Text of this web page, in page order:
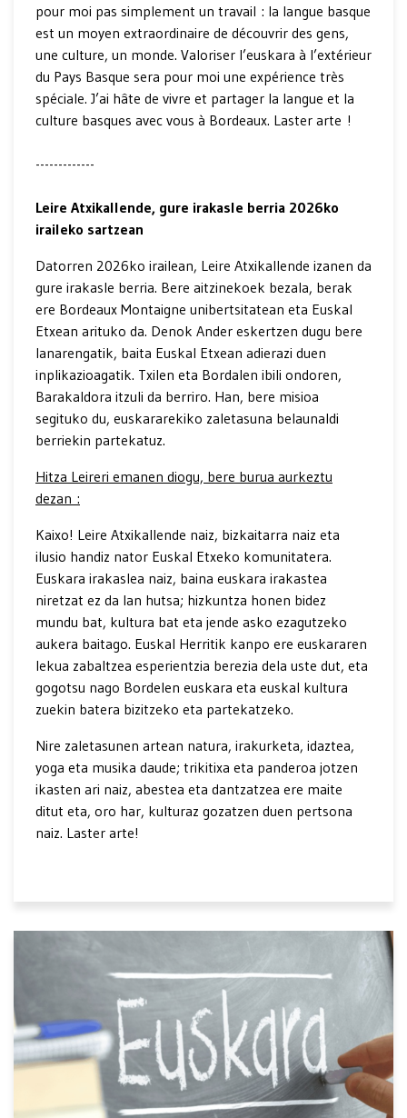
pour moi pas simplement un travail : la langue basque
est un moyen extraordinaire de découvrir des gens,
une culture, un monde. Valoriser l’euskara à l’extérieur
du Pays Basque sera pour moi une expérience très
spéciale. J’ai hâte de vivre et partager la langue et la
culture basques avec vous à Bordeaux. Laster arte !
-------------
Leire Atxikallende, gure irakasle berria 2026ko
iraileko sartzean
Datorren 2026ko irailean, Leire Atxikallende izanen da
gure irakasle berria. Bere aitzinekoek bezala, berak
ere Bordeaux Montaigne unibertsitatean eta Euskal
Etxean arituko da. Denok Ander eskertzen dugu bere
lanarengatik, baita Euskal Etxean adierazi duen
inplikazioagatik. Txilen eta Bordalen ibili ondoren,
Barakaldora itzuli da berriro. Han, bere misioa
segituko du, euskararekiko zaletasuna belaunaldi
berriekin partekatuz.
Hitza Leireri emanen diogu, bere burua aurkeztu
dezan :
Kaixo! Leire Atxikallende naiz, bizkaitarra naiz eta
ilusio handiz nator Euskal Etxeko komunitatera.
Euskara irakaslea naiz, baina euskara irakastea
niretzat ez da lan hutsa; hizkuntza honen bidez
mundu bat, kultura bat eta jende asko ezagutzeko
aukera baitago. Euskal Herritik kanpo ere euskararen
lekua zabaltzea esperientzia berezia dela uste dut, eta
gogotsu nago Bordelen euskara eta euskal kultura
zuekin batera bizitzeko eta partekatzeko.
Nire zaletasunen artean natura, irakurketa, idaztea,
yoga eta musika daude; trikitixa eta panderoa jotzen
ikasten ari naiz, abestea eta dantzatzea ere maite
ditut eta, oro har, kulturaz gozatzen duen pertsona
naiz. Laster arte!